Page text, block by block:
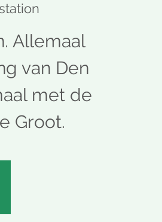
Allemaal
van Den
met de
Groot.